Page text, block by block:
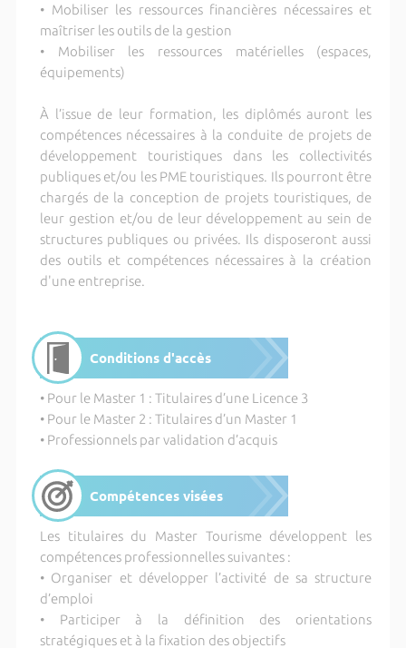
• Mobiliser les ressources financières nécessaires et
maîtriser les outils de la gestion
• Mobiliser les ressources matérielles (espaces,
équipements)
À l’issue de leur formation, les diplômés auront les
compétences nécessaires à la conduite de projets de
développement touristiques dans les collectivités
publiques et/ou les PME touristiques. Ils pourront être
chargés de la conception de projets touristiques, de
leur gestion et/ou de leur développement au sein de
structures publiques ou privées. Ils disposeront aussi
des outils et compétences nécessaires à la création
d'une entreprise.
Conditions d'accès
• Pour le Master 1 : Titulaires d’une Licence 3
• Pour le Master 2 : Titulaires d’un Master 1
• Professionnels par validation d’acquis
Compétences visées
Les titulaires du Master Tourisme développent les
compétences professionnelles suivantes :
• Organiser et développer l’activité de sa structure
d’emploi
• Participer à la définition des orientations
stratégiques et à la fixation des objectifs